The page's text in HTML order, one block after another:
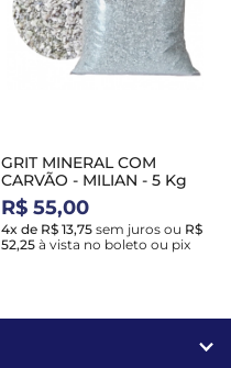
GRIT MINERAL COM
CARVÃO - MILIAN - 5 Kg
R$ 55,00
4x de R$ 13,75 sem juros ou R$
52,25 à vista no boleto ou pix